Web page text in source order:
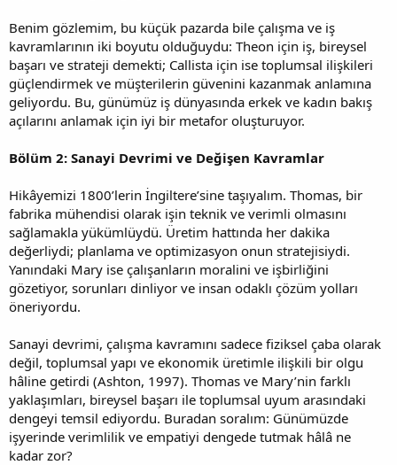
Benim gözlemim, bu küçük pazarda bile çalışma ve iş
kavramlarının iki boyutu olduğuydu: Theon için iş, bireysel
başarı ve strateji demekti; Callista için ise toplumsal ilişkileri
güçlendirmek ve müşterilerin güvenini kazanmak anlamına
geliyordu. Bu, günümüz iş dünyasında erkek ve kadın bakış
açılarını anlamak için iyi bir metafor oluşturuyor.
Bölüm 2: Sanayi Devrimi ve Değişen Kavramlar
Hikâyemizi 1800’lerin İngiltere’sine taşıyalım. Thomas, bir
fabrika mühendisi olarak işin teknik ve verimli olmasını
sağlamakla yükümlüydü. Üretim hattında her dakika
değerliydi; planlama ve optimizasyon onun stratejisiydi.
Yanındaki Mary ise çalışanların moralini ve işbirliğini
gözetiyor, sorunları dinliyor ve insan odaklı çözüm yolları
öneriyordu.
Sanayi devrimi, çalışma kavramını sadece fiziksel çaba olarak
değil, toplumsal yapı ve ekonomik üretimle ilişkili bir olgu
hâline getirdi (Ashton, 1997). Thomas ve Mary’nin farklı
yaklaşımları, bireysel başarı ile toplumsal uyum arasındaki
dengeyi temsil ediyordu. Buradan soralım: Günümüzde
işyerinde verimlilik ve empatiyi dengede tutmak hâlâ ne
kadar zor?